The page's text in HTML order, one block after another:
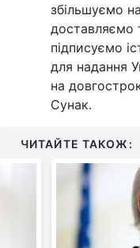
збільшуємо
доставляємо
підписуємо
для надання
на
Сунак.
ЧИТАЙТЕ ТАКОЖ: